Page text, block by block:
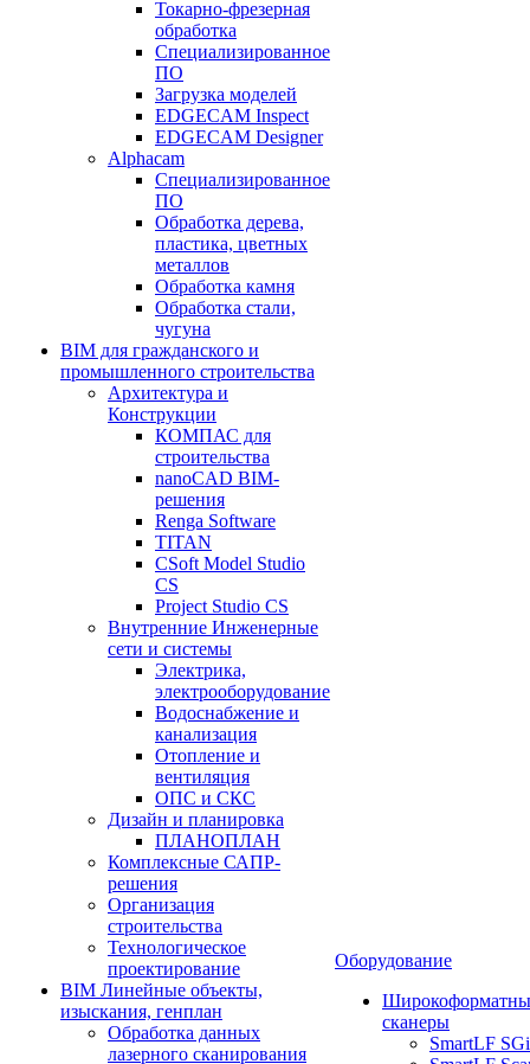
Токарно-фрезерная
обработка
Специализированное
ПО
Загрузка моделей
EDGECAM Inspect
EDGECAM Designer
Alphacam
Специализированное
ПО
Обработка дерева,
пластика, цветных
металлов
Обработка камня
Обработка стали,
чугуна
BIM для гражданского и
промышленного строительства
Архитектура и
Конструкции
КОМПАС для
строительства
nanoCAD BIM-
решения
Renga Software
TITAN
CSoft Model Studio
CS
Project Studio CS
Внутренние Инженерные
сети и системы
Электрика,
электрооборудование
Водоснабжение и
канализация
Отопление и
вентиляция
ОПС и СКС
Дизайн и планировка
ПЛАНОПЛАН
Комплексные САПР-
решения
Организация
строительства
Технологическое
проектирование
BIM Линейные объекты,
изыскания, генплан
Обработка данных
лазерного сканирования
Оборудование
сканеры
SmartLF SGi